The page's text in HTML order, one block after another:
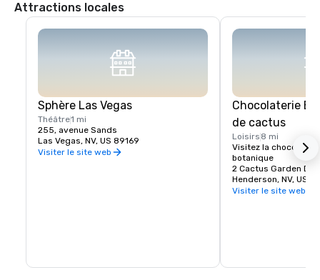
Attractions locales
Sphère Las Vegas
Théâtre1 mi
255, avenue Sands
Las Vegas, NV, US 89169
Visiter le site web
Chocolaterie
de cactus
Loisirs 8 mi
Visitez la
botanique
2 Cactus Garden Dr
Henderson, NV, US
Visiter le site web